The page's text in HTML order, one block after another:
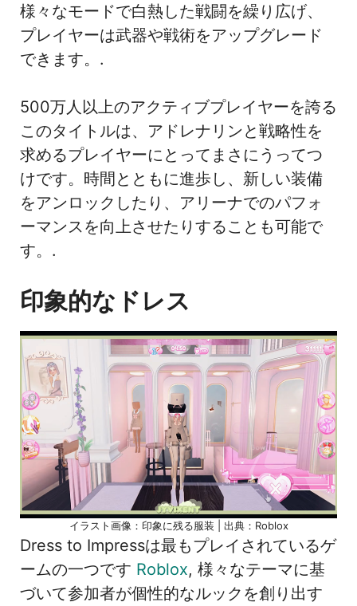
様々なモードで白熱した戦闘を繰り広げ、
プレイヤーは武器や戦術をアップグレード
できます。.
500万人以上のアクティブプレイヤーを誇る
このタイトルは、アドレナリンと戦略性を
求めるプレイヤーにとってまさにうってつ
けです。時間とともに進歩し、新しい装備
をアンロックしたり、アリーナでのパフォ
ーマンスを向上させたりすることも可能で
す。.
印象的なドレス
イラスト画像：印象に残る服装 | 出典：Roblox
Dress to Impressは最もプレイされているゲ
ームの一つです Roblox, 様々なテーマに基
づいて参加者が個性的なルックを創り出す